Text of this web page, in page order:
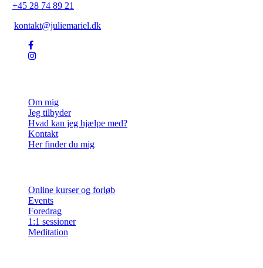
+45 28 74 89 21
kontakt@juliemariel.dk
Om mig
Jeg tilbyder
Hvad kan jeg hjælpe med?
Kontakt
Her finder du mig
Online kurser og forløb
Events
Foredrag
1:1 sessioner
Meditation